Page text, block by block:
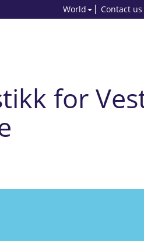
Contact us
World
for